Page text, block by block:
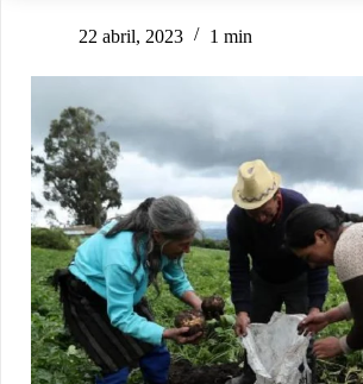
22 abril, 2023 1 min